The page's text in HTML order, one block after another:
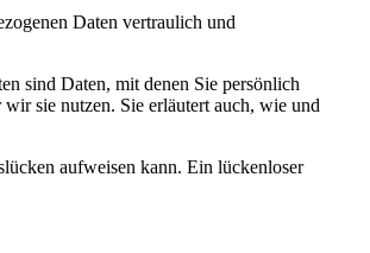
Daten vertraulich und
sind Daten, mit denen Sie persönlich
sie nutzen. Sie erläutert auch, wie und
aufweisen kann. Ein lückenloser